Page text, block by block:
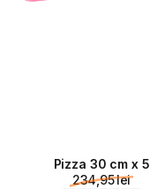
Pizza 30 cm x 5
234,95 lei